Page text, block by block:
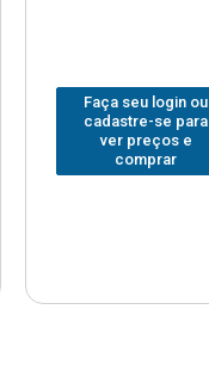
Faça seu login ou
cadastre-se para
ver preços e
comprar